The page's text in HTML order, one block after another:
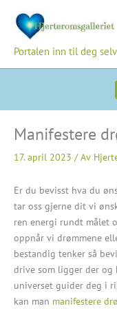
innholdet
Portalen inn til deg selv
Manifestere
17. april 2023 / Av
Er du bevisst hva du
tar oss gjerne dit vi
ren energi rundt målet
oppnår vi drømmene
bestandig tenker så
drive som ligger der og
universet guider deg i
kan man manifestere